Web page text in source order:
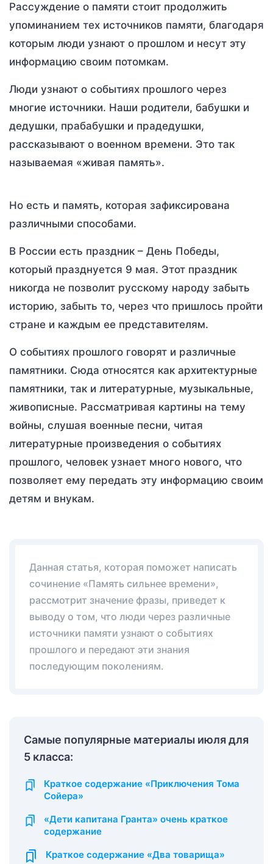
Рассуждение о памяти стоит продолжить
упоминанием тех источников памяти, благодаря
которым люди узнают о прошлом и несут эту
информацию своим потомкам.
Люди узнают о событиях прошлого через
многие источники. Наши родители, бабушки и
дедушки, прабабушки и прадедушки,
рассказывают о военном времени. Это так
называемая «живая память».
Но есть и память, которая зафиксирована
различными способами.
В России есть праздник – День Победы,
который празднуется 9 мая. Этот праздник
никогда не позволит русскому народу забыть
историю, забыть то, через что пришлось пройти
стране и каждым ее представителям.
О событиях прошлого говорят и различные
памятники. Сюда относятся как архитектурные
памятники, так и литературные, музыкальные,
живописные. Рассматривая картины на тему
войны, слушая военные песни, читая
литературные произведения о событиях
прошлого, человек узнает много нового, что
позволяет ему передать эту информацию своим
детям и внукам.
Данная статья, которая поможет написать
сочинение «Память сильнее времени»,
рассмотрит значение фразы, приведет к
выводу о том, что люди через различные
источники памяти узнают о событиях
прошлого и передают эти знания
последующим поколениям.
Самые популярные материалы июля для
5 класса:
Краткое содержание «Приключения Тома
Сойера»
«Дети капитана Гранта» очень краткое
содержание
Краткое содержание «Два товарища»